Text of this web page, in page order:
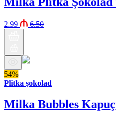
2.99 6.50
54%
Plitka şokolad
Milka Bubbles